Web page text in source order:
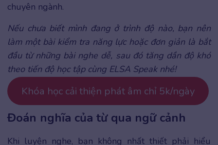
chuyên ngành.
Nếu chưa biết mình đang ở trình độ nào, bạn nên
làm một bài kiểm tra năng lực hoặc đơn giản là bắt
đầu từ những bài nghe dễ, sau đó tăng dần độ khó
theo tiến độ học tập cùng ELSA Speak nhé!
Khóa học cải thiện phát âm chỉ 5k/ngày
Đoán nghĩa của từ qua ngữ cảnh
Khi luyện nghe, bạn không nhất thiết phải hiểu